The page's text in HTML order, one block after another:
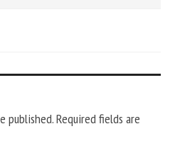
published. Required fields are